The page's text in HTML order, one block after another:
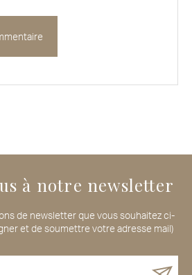
à notre newsletter
de newsletter que vous souhaitez ci-
et de soumettre votre adresse mail)